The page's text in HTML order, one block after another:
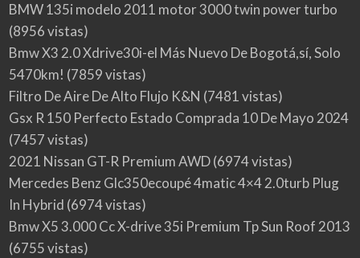
BMW 135i modelo 2011 motor 3000 twin power turbo
(8956 vistas)
Bmw X3 2.0 Xdrive30i-el Más Nuevo De Bogotá,sí, Solo
5470km! (7859 vistas)
Filtro De Aire De Alto Flujo K&N (7481 vistas)
Gsx R 150 Perfecto Estado Comprada 10 De Mayo 2024
(7457 vistas)
2021 Nissan GT-R Premium AWD(6974 vistas)
Mercedes Benz Glc350ecoupé 4matic 4×4 2.0turb Plug
In Hybrid (6974 vistas)
Bmw X5 3.000 Cc X-drive 35i Premium Tp Sun Roof 2013
(6755 vistas)